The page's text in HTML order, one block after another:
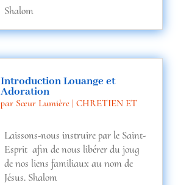
Shalom
Introduction Louange et
Adoration
par Sœur Lumière | CHRETIEN ET
Laissons-nous instruire par le Saint-
Esprit afin de nous libérer du joug
de nos liens familiaux au nom de
Jésus. Shalom